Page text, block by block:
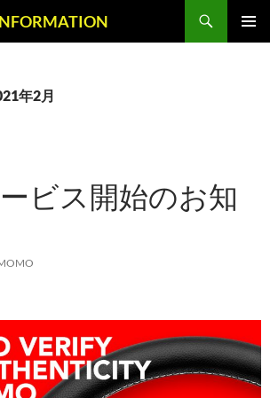
年2月
ービス開始のお知